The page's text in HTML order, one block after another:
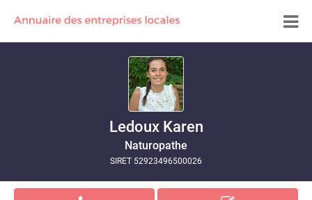
Ledoux Karen
Naturopathe
SIRET 52923496500026